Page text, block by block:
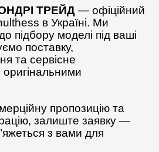
ТРЕЙД — офіційний
в Україні. Ми
підбору моделі під ваші
поставку,
та сервісне
пропозицію та
залиште заявку —
з вами для